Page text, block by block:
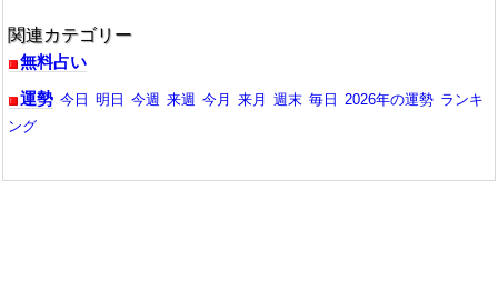
関連カテゴリー
無料占い
運勢 今日 明日 今週 来週 今月 来月 週末 毎日 2026年の運勢 ランキ
ング